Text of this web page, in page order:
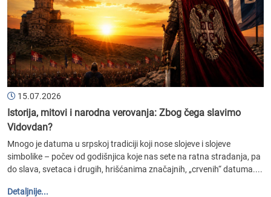
15.07.2026
Istorija, mitovi i narodna verovanja: Zbog čega slavimo
Vidovdan?
Mnogo je datuma u srpskoj tradiciji koji nose slojeve i slojeve
simbolike – počev od godišnjica koje nas sete na ratna stradanja, pa
do slava, svetaca i drugih, hrišćanima značajnih, „crvenih“ datuma....
Detaljnije...